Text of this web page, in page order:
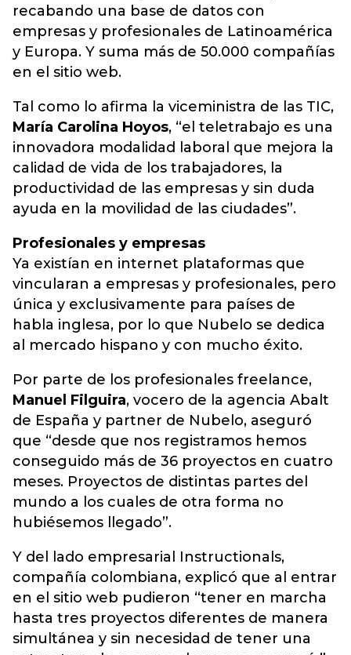
recabando una base de datos con
empresas y profesionales de Latinoamérica
y Europa. Y suma más de 50.000 compañías
en el sitio web.
Tal como lo afirma la viceministra de las TIC,
María Carolina Hoyos, “el teletrabajo es una
innovadora modalidad laboral que mejora la
calidad de vida de los trabajadores, la
productividad de las empresas y sin duda
ayuda en la movilidad de las ciudades”.
Profesionales y empresas
Ya existían en internet plataformas que
vincularan a empresas y profesionales, pero
única y exclusivamente para países de
habla inglesa, por lo que Nubelo se dedica
al mercado hispano y con mucho éxito.
Por parte de los profesionales freelance,
Manuel Filguira, vocero de la agencia Abalt
de España y partner de Nubelo, aseguró
que “desde que nos registramos hemos
conseguido más de 36 proyectos en cuatro
meses. Proyectos de distintas partes del
mundo a los cuales de otra forma no
hubiésemos llegado”.
Y del lado empresarial Instructionals,
compañía colombiana, explicó que al entrar
en el sitio web pudieron “tener en marcha
hasta tres proyectos diferentes de manera
simultánea y sin necesidad de tener una